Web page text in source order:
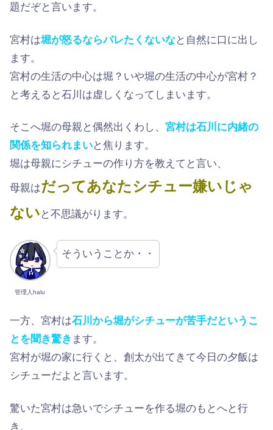
題だぞと言います。
宮村は堀が怒るならバレたくないなと自然に口に出し
ます。
宮村の生活の中心は堀？いや堀の生活の中心が宮村？
と考えると石川は虚しくなってしまいます。
そこへ堀の母親と偶然出くわし、 宮村は石川に内緒の
関係を知られまいと焦ります。
堀は母親にシチューの作り方を教えてと言い、
母親はだってあなたシチュー嫌いじゃ
ない と不思議がります。
管理人halu
そういうことか・・
一方、宮村は石川から堀がシチューが苦手だというこ
とを聞き驚き ます。
宮村が堀の家に行くと、創太が出てきて今日の夕飯は
シチューだよと言います。
驚いた宮村は急いでシチューを作る堀のもとへと行
き、